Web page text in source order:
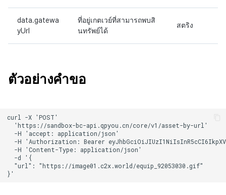
data.gatewa
yUrl
ที่อยู่เกตเวย์ที่สามารถพบสิ
นทรัพย์ได้
สตริง
ตัวอย่างคำขอ